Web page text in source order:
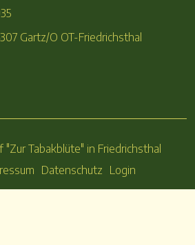
Gartz/O OT-Friedrichsthal
Tabakblüte" in Friedrichsthal
Datenschutz Login